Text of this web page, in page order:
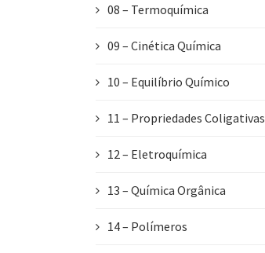
08 – Termoquímica
09 – Cinética Química
10 – Equilíbrio Químico
11 – Propriedades Coligativas
12 – Eletroquímica
13 – Química Orgânica
14 – Polímeros